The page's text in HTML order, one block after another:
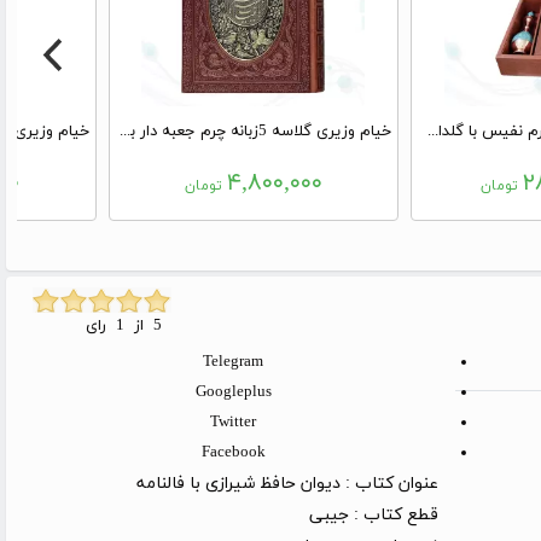
شاهنامه رحلی گلاسه چرم نفیس با گلدان تنگ فیروزه
تومان
خیام وزیری گلاسه 5زبانه چرم جعبه دار برجسته پلاک فلزی طرح مس نفیس
۴,۸۰۰,۰۰۰ تومان
Telegram
Googleplus
Twitter
Facebook
عنوان کتاب :دیوان حافظ شیرازی با فالنامه
قطع کتاب :جیبی